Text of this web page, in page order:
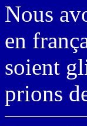
Nous
en
soient
prions